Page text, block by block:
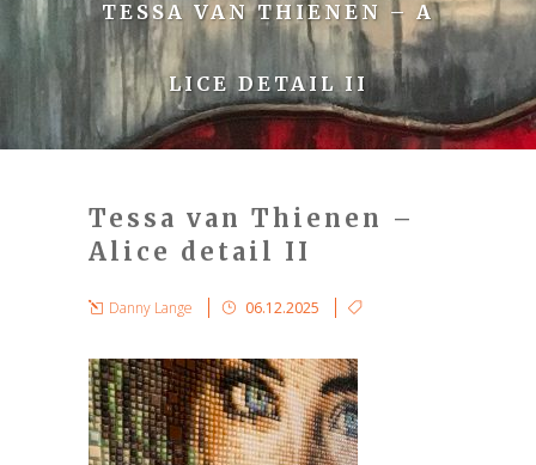
TESSA VAN THIENEN – A
LICE DETAIL II
Tessa van Thienen –
Alice detail II
Danny Lange 06.12.2025